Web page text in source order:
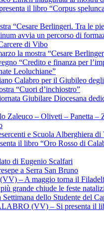
il libro “Corpus
“Cesare Berlingeri. Tra le
avvia un percorso di
di Vibo
la mostra “Cesare
“Credito e finanza per
Leoluchiane”
Calabro per il Giubileo
“Cuori d’inchiostro”
Giubilare Diocesana
Zaleuco – Oliveti – Panetta –
e Scuola Alberghiera di
il libro “Oro Rosso di
di Eugenio Scalfari
a Serra San Bruno
– A maggio torna il
grande chiude le feste
dello Studente del
(VV) – Si presenta il